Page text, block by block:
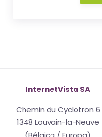
InternetVista SA
Chemin du Cyclotron 6
1348 Louvain-la-Neuve
(Bélgica / Europa)